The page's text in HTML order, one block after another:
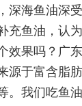
海鱼油深受
充鱼油，认
效果吗？广
源于富含脂
。我们吃鱼